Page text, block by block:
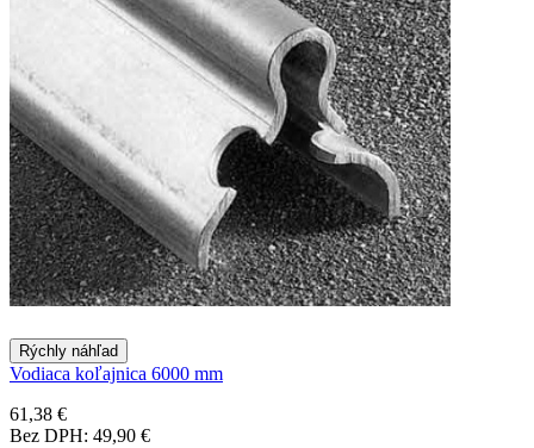
Rýchly náhľad
Vodiaca koľajnica 6000 mm
61,38 €
Bez DPH: 49,90 €